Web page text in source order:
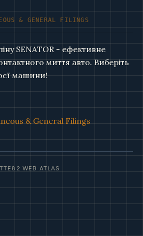
& GENERAL FILINGS
SENATOR - ефективне
миття авто. Виберіть
машини!
& General Filings
WEB ATLAS